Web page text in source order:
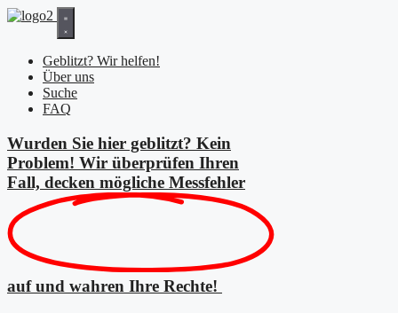
Zum
Geblitzt? Wir helfen!
Über uns
Suche
FAQ
Wurden Sie hier geblitzt? Kein
Problem! Wir überprüfen Ihren
Fall, decken mögliche Messfehler
auf und wahren Ihre Rechte!